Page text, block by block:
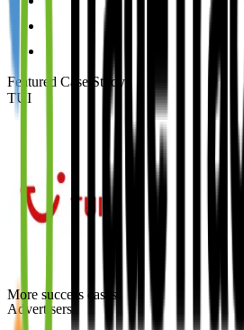
Featured Case Study
TUI
More success cases
Advertisers